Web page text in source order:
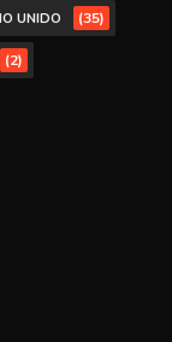
UNIDO (35)
(2)